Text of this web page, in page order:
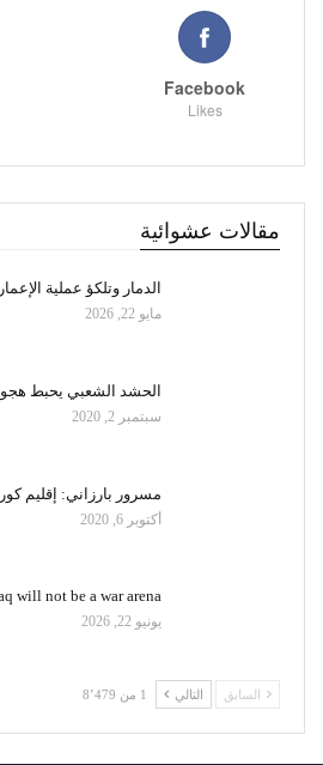
Facebook
Likes
مقالات عشوائية
الدمار وتلكؤ عملية
مايو 22, 2026
الحشد الشعبي يحبط
سبتمبر 2, 2020
مسرور بارزاني: إقليم
أكتوبر 6, 2020
will not be a war arena
يونيو 22, 2026
السابق التالي 1 من 8٬479